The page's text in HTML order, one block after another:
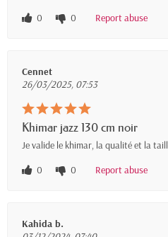
0
0 Report abuse
Cennet
26/03/2025, 07:53
Khimar jazz 130 cm noir
Je valide le khimar, la qualité et la
0
0 Report abuse
Kahida b.